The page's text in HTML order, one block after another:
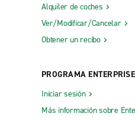
Alquiler de coches
Ver/Modificar/Cancelar
Obtener un recibo
PROGRAMA
Iniciar sesión
Más información sobre